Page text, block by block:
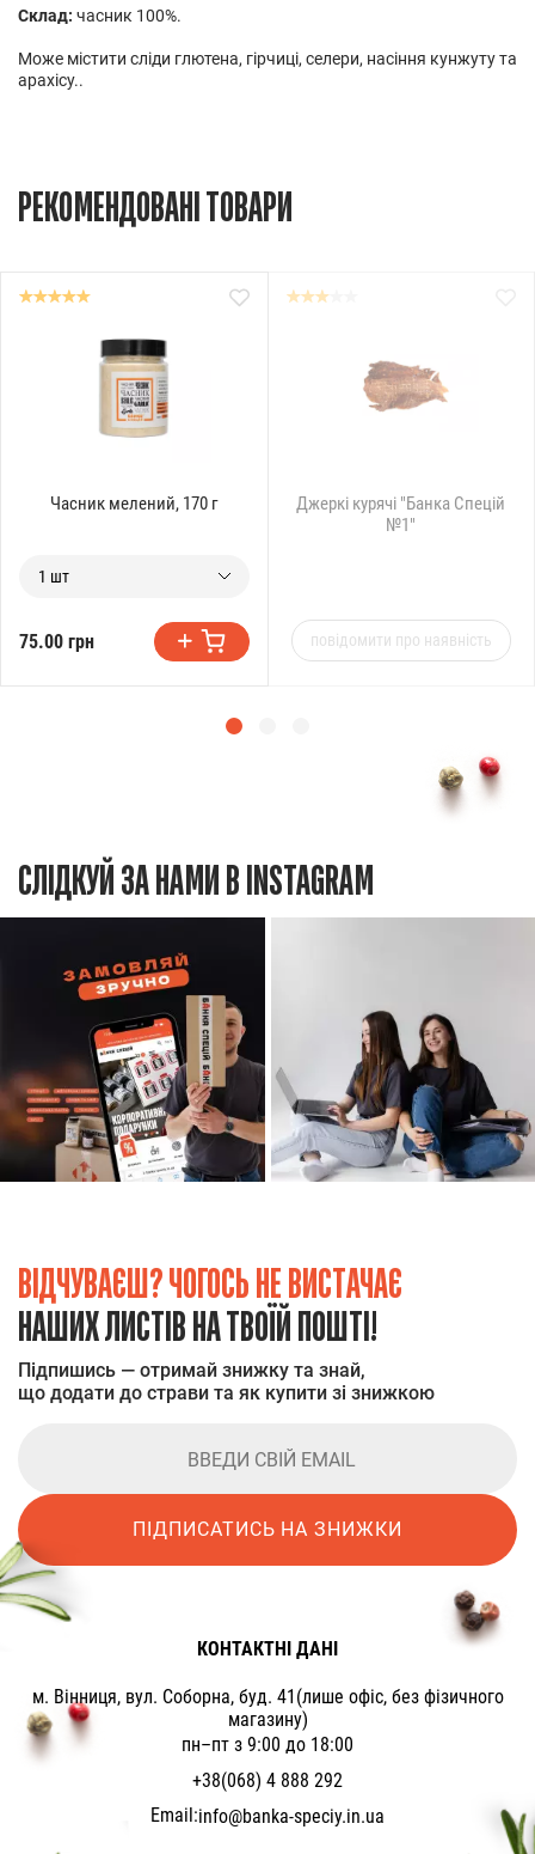
Склад: часник 100%.
Може містити сліди глютена, гірчиці, селери, насіння кунжуту та
арахісу..
РЕКОМЕНДОВАНІ ТОВАРИ
Часник мелений, 170 г
1 шт
75.00 грн
Джеркі курячі "Банка Спецій
№1"
повідомити про наявність
СЛІДКУЙ ЗА НАМИ В INSTAGRAM
ВІДЧУВАЄШ? ЧОГОСЬ НЕ ВИСТАЧАЄ
НАШИХ ЛИСТІВ НА ТВОЇЙ ПОШТІ!
Підпишись — отримай знижку та знай,
що додати до страви та як купити зі знижкою
ПІДПИСАТИСЬ НА ЗНИЖКИ
КОНТАКТНІ ДАНІ
м. Вінниця, вул. Соборна, буд. 41(лише офіс, без фізичного
магазину)
пн–пт з 9:00 до 18:00
+38(068) 4 888 292
Email:info@banka-speciy.in.ua